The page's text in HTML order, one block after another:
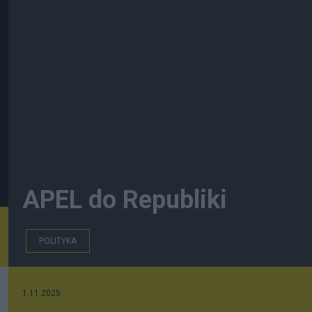
APEL do Republiki
POLITYKA
1.11.2025